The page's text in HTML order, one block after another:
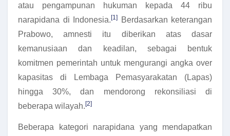
atau pengampunan hukuman kepada 44 ribu
narapidana di Indonesia. [1]
Berdasarkan keterangan
Prabowo, amnesti itu diberikan atas dasar
kemanusiaan dan keadilan, sebagai bentuk
komitmen pemerintah untuk mengurangi angka over
kapasitas di Lembaga Pemasyarakatan (Lapas)
hingga 30%, dan mendorong rekonsiliasi di
beberapa wilayah. [2]
Beberapa kategori narapidana yang mendapatkan